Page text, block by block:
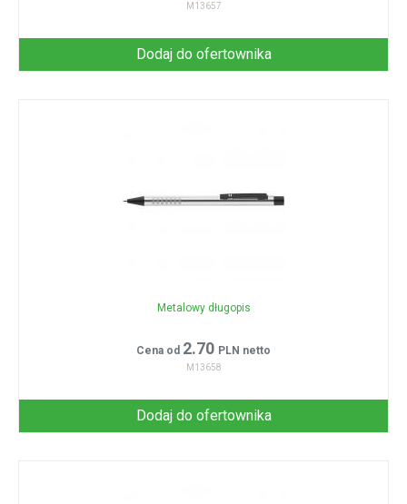
M13657
Dodaj do ofertownika
Metalowy długopis
Cena od 2.70 PLN netto
M13658
Dodaj do ofertownika